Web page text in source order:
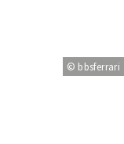
© bbsferrari